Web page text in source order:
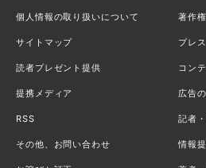
個人情報の取り扱いについて 著作
サイトマップ プレ
読者プレゼント提供 コン
提携メディア 広告
RSS 記者
その他、お問い合わせ 情報